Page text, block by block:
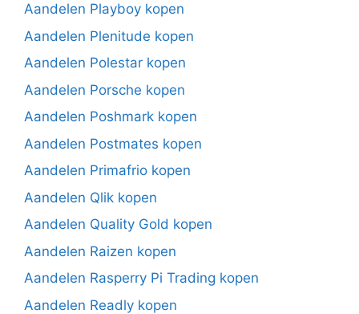
Aandelen Playboy kopen
Aandelen Plenitude kopen
Aandelen Polestar kopen
Aandelen Porsche kopen
Aandelen Poshmark kopen
Aandelen Postmates kopen
Aandelen Primafrio kopen
Aandelen Qlik kopen
Aandelen Quality Gold kopen
Aandelen Raizen kopen
Aandelen Rasperry Pi Trading kopen
Aandelen Readly kopen